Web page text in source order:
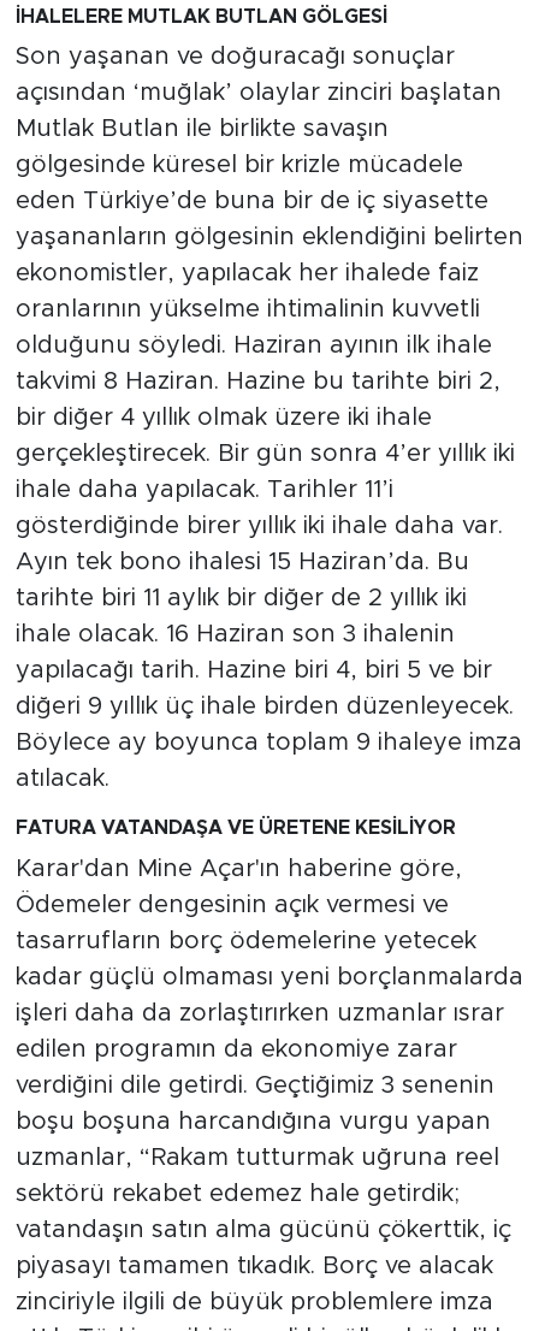
İHALELERE MUTLAK BUTLAN GÖLGESİ
Son yaşanan ve doğuracağı sonuçlar
açısından ‘muğlak’ olaylar zinciri başlatan
Mutlak Butlan ile birlikte savaşın
gölgesinde küresel bir krizle mücadele
eden Türkiye’de buna bir de iç siyasette
yaşananların gölgesinin eklendiğini belirten
ekonomistler, yapılacak her ihalede faiz
oranlarının yükselme ihtimalinin kuvvetli
olduğunu söyledi. Haziran ayının ilk ihale
takvimi 8 Haziran. Hazine bu tarihte biri 2,
bir diğer 4 yıllık olmak üzere iki ihale
gerçekleştirecek. Bir gün sonra 4’er yıllık iki
ihale daha yapılacak. Tarihler 11’i
gösterdiğinde birer yıllık iki ihale daha var.
Ayın tek bono ihalesi 15 Haziran’da. Bu
tarihte biri 11 aylık bir diğer de 2 yıllık iki
ihale olacak. 16 Haziran son 3 ihalenin
yapılacağı tarih. Hazine biri 4, biri 5 ve bir
diğeri 9 yıllık üç ihale birden düzenleyecek.
Böylece ay boyunca toplam 9 ihaleye imza
atılacak.
FATURA VATANDAŞA VE ÜRETENE KESİLİYOR
Karar'dan Mine Açar'ın haberine göre,
Ödemeler dengesinin açık vermesi ve
tasarrufların borç ödemelerine yetecek
kadar güçlü olmaması yeni borçlanmalarda
işleri daha da zorlaştırırken uzmanlar ısrar
edilen programın da ekonomiye zarar
verdiğini dile getirdi. Geçtiğimiz 3 senenin
boşu boşuna harcandığına vurgu yapan
uzmanlar, “Rakam tutturmak uğruna reel
sektörü rekabet edemez hale getirdik;
vatandaşın satın alma gücünü çökerttik, iç
piyasayı tamamen tıkadık. Borç ve alacak
zinciriyle ilgili de büyük problemlere imza